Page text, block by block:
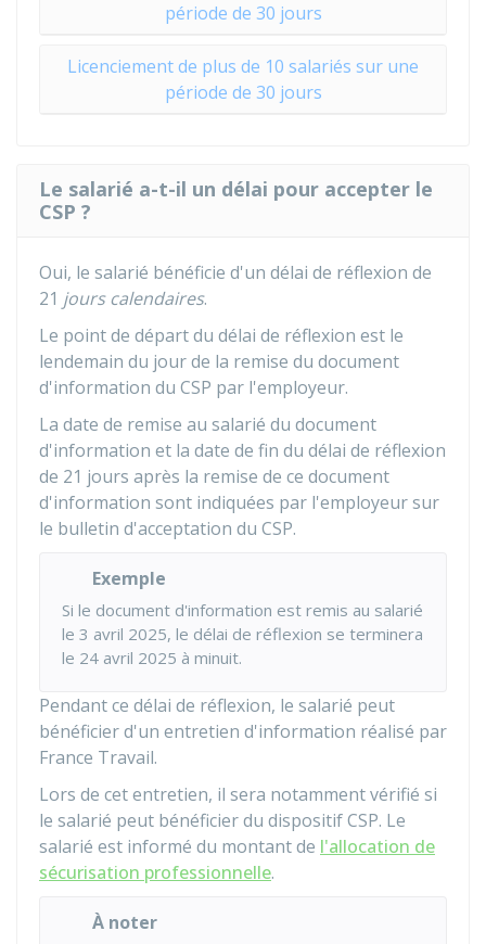
période de 30 jours
Licenciement de plus de 10 salariés sur une
période de 30 jours
Le salarié a-t-il un délai pour accepter le
CSP ?
Oui, le salarié bénéficie d'un délai de réflexion de
21 jours calendaires.
Le point de départ du délai de réflexion est le
lendemain du jour de la remise du document
d'information du CSP par l'employeur.
La date de remise au salarié du document
d'information et la date de fin du délai de réflexion
de 21 jours après la remise de ce document
d'information sont indiquées par l'employeur sur
le bulletin d'acceptation du CSP.
Exemple
Si le document d'information est remis au salarié
le 3 avril 2025, le délai de réflexion se terminera
le 24 avril 2025 à minuit.
Pendant ce délai de réflexion, le salarié peut
bénéficier d'un entretien d'information réalisé par
France Travail.
Lors de cet entretien, il sera notamment vérifié si
le salarié peut bénéficier du dispositif CSP. Le
salarié est informé du montant de l'allocation de
sécurisation professionnelle.
À noter